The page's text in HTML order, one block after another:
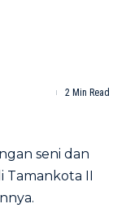
2 Min Read
seni dan
Tamankota II